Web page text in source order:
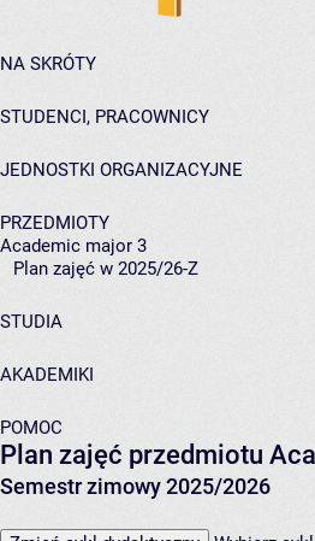
NA SKRÓTY
STUDENCI, PRACOWNICY
JEDNOSTKI ORGANIZACYJNE
PRZEDMIOTY
Academic major 3
Plan zajęć w 2025/26-Z
STUDIA
AKADEMIKI
POMOC
Plan zajęć przedmiotu
Semestr zimowy 2025/2026